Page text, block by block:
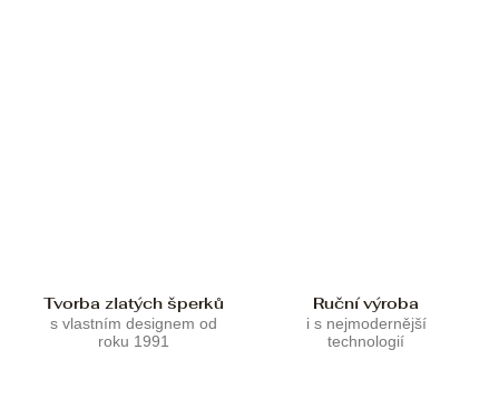
Tvorba zlatých šperků
s vlastním designem od
roku 1991
Ruční výroba
i s nejmodernější
technologií